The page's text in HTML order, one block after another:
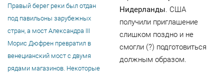
Правый берег реки был отдан
под павильоны зарубежных
стран, а мост Александра III
Морис Дюфрен превратил в
венецианский мост с двумя
рядами магазинов. Некоторые
Нидерланды. США
получили приглашение
слишком поздно и не
смогли (?) подготовиться
должным образом.